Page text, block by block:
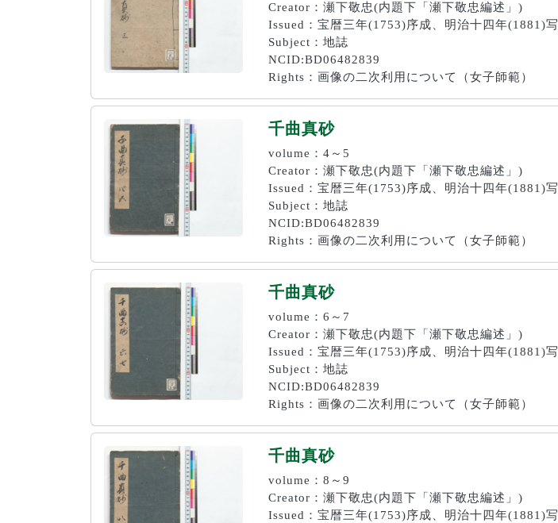
Creator：瀬下敬忠(内題下「瀬下敬忠編述」)
Issued：宝暦三年(1753)序成、明治十四年(1881)写
Subject：地誌
NCID:BD06482839
Rights：画像の二次利用について（女子師範）
千曲真砂
volume：4～5
Creator：瀬下敬忠(内題下「瀬下敬忠編述」)
Issued：宝暦三年(1753)序成、明治十四年(1881)写
Subject：地誌
NCID:BD06482839
Rights：画像の二次利用について（女子師範）
千曲真砂
volume：6～7
Creator：瀬下敬忠(内題下「瀬下敬忠編述」)
Issued：宝暦三年(1753)序成、明治十四年(1881)写
Subject：地誌
NCID:BD06482839
Rights：画像の二次利用について（女子師範）
千曲真砂
volume：8～9
Creator：瀬下敬忠(内題下「瀬下敬忠編述」)
Issued：宝暦三年(1753)序成、明治十四年(1881)写